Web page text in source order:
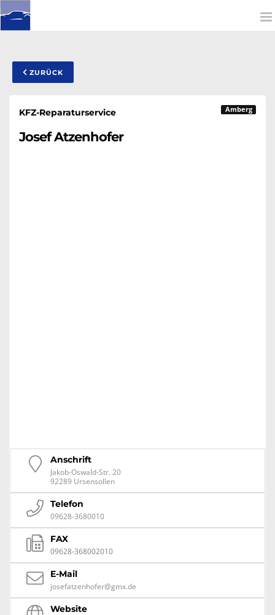
ZURÜCK
Amberg
KFZ-Reparaturservice
Josef Atzenhofer
Anschrift
Jakob-Oswald-Str. 20
92289 Ursensollen
Telefon
09628-3680010
FAX
09628-368002010
E-Mail
josefatzenhofer@gmx.de
Website